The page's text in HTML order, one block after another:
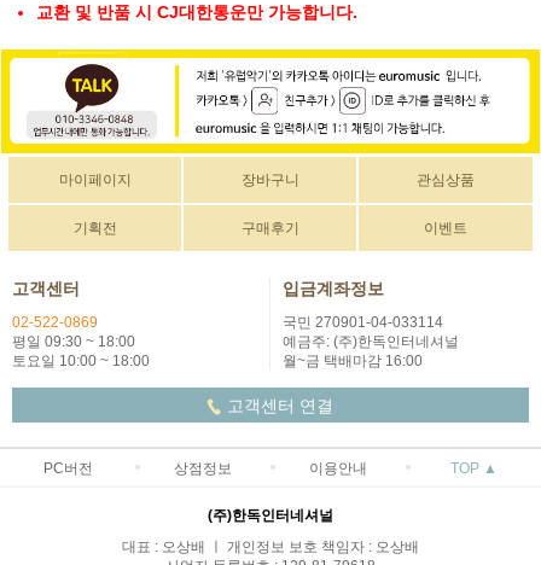
교환 및 반품 시 CJ대한통운만 가능합니다.
마이페이지 장바구니 관심상품
기획전 구매후기 이벤트
고객센터
02-522-0869
평일 09:30 ~ 18:00
토요일 10:00 ~ 18:00
입금계좌정보
국민 270901-04-033114
예금주: (주)한독인터네셔널
월~금 택배마감 16:00
고객센터 연결
PC버전 상점정보 이용안내 TOP ▲
(주)한독인터네셔널
대표 : 오상배 ㅣ 개인정보 보호 책임자 : 오상배